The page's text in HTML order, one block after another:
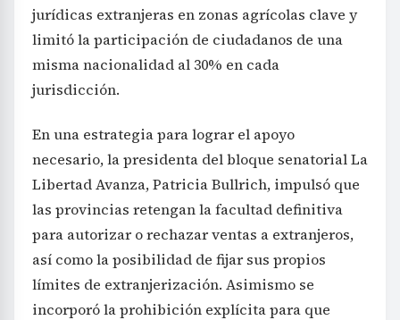
jurídicas extranjeras en zonas agrícolas clave y
limitó la participación de ciudadanos de una
misma nacionalidad al 30% en cada
jurisdicción.
En una estrategia para lograr el apoyo
necesario, la presidenta del bloque senatorial La
Libertad Avanza, Patricia Bullrich, impulsó que
las provincias retengan la facultad definitiva
para autorizar o rechazar ventas a extranjeros,
así como la posibilidad de fijar sus propios
límites de extranjerización. Asimismo se
incorporó la prohibición explícita para que